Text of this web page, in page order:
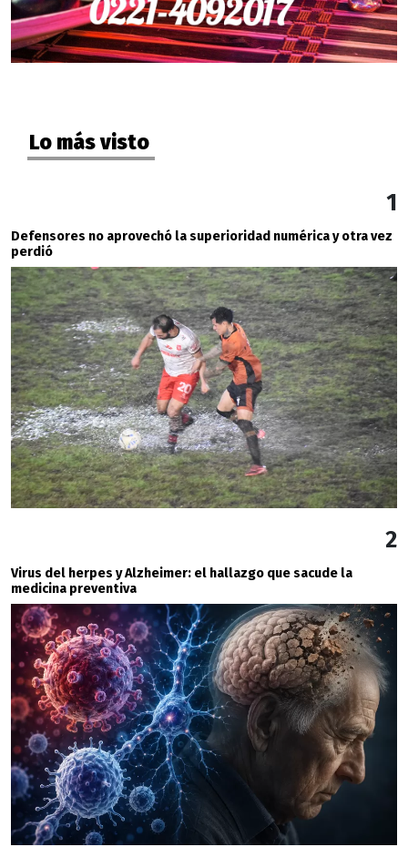
Lo más visto
1
Defensores no aprovechó la superioridad numérica y otra vez
perdió
2
Virus del herpes y Alzheimer: el hallazgo que sacude la
medicina preventiva